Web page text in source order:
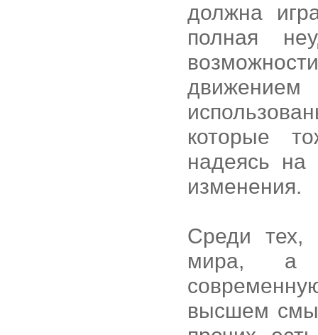
должна
полная
которые
надеясь на
изменения.
Среди тех,
мира, а
высшем